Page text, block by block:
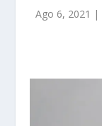
Ago 6, 2021 |